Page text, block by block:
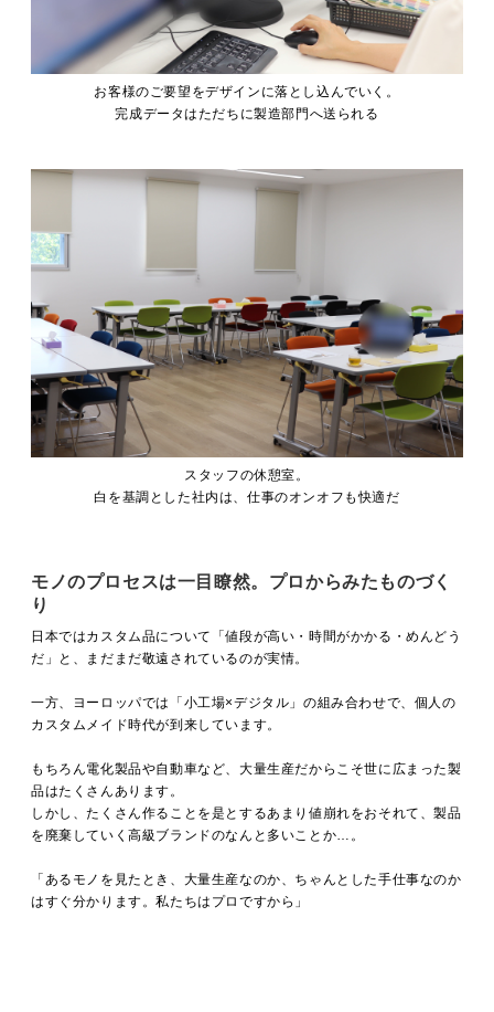
お客様のご要望をデザインに落とし込んでいく。
完成データはただちに製造部門へ送られる
スタッフの休憩室。
白を基調とした社内は、仕事のオンオフも快適だ
モノのプロセスは一目瞭然。プロからみたものづく
り
日本ではカスタム品について「値段が高い・時間がかかる・めんどう
だ」と、まだまだ敬遠されているのが実情。
一方、ヨーロッパでは「小工場×デジタル」の組み合わせで、個人の
カスタムメイド時代が到来しています。
もちろん電化製品や自動車など、大量生産だからこそ世に広まった製
品はたくさんあります。
しかし、たくさん作ることを是とするあまり値崩れをおそれて、製品
を廃棄していく高級ブランドのなんと多いことか…。
「あるモノを見たとき、大量生産なのか、ちゃんとした手仕事なのか
はすぐ分かります。私たちはプロですから」